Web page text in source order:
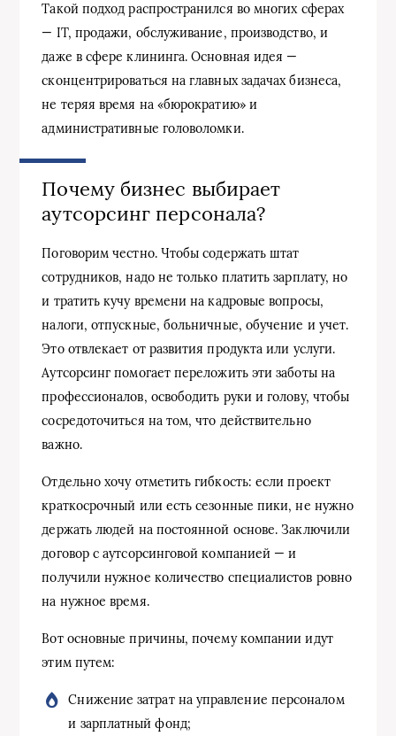
Такой подход распространился во многих сферах
— IT, продажи, обслуживание, производство, и
даже в сфере клининга. Основная идея —
сконцентрироваться на главных задачах бизнеса,
не теряя время на «бюрократию» и
административные головоломки.
Почему бизнес выбирает
аутсорсинг персонала?
Поговорим честно. Чтобы содержать штат
сотрудников, надо не только платить зарплату, но
и тратить кучу времени на кадровые вопросы,
налоги, отпускные, больничные, обучение и учет.
Это отвлекает от развития продукта или услуги.
Аутсорсинг помогает переложить эти заботы на
профессионалов, освободить руки и голову, чтобы
сосредоточиться на том, что действительно
важно.
Отдельно хочу отметить гибкость: если проект
краткосрочный или есть сезонные пики, не нужно
держать людей на постоянной основе. Заключили
договор с аутсорсинговой компанией — и
получили нужное количество специалистов ровно
на нужное время.
Вот основные причины, почему компании идут
этим путем:
Снижение затрат на управление персоналом
и зарплатный фонд;